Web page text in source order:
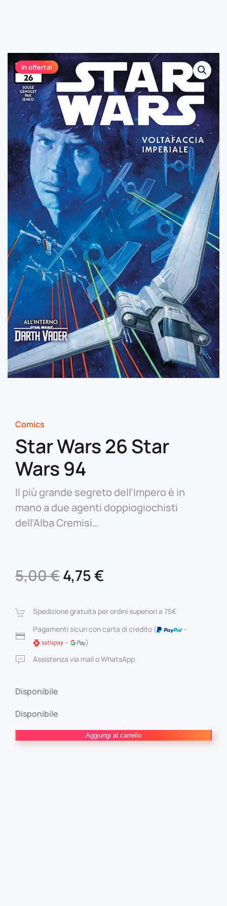
In offerta!
Comics
Star Wars 26 Star
Wars 94
Il più grande segreto dell’Impero è in
mano a due agenti doppiogiochisti
dell’Alba Cremisi…
5,00€Il
originale
era:
5,00 €.
4,75€
attuale
è:
Spedizione gratuita per ordini superiori a 75€
Pagamenti sicuri con carta di credito (
–
–
)
Assistenza via mail o WhatsApp
Disponibile
Disponibile
Wars
Aggiungi al carrello